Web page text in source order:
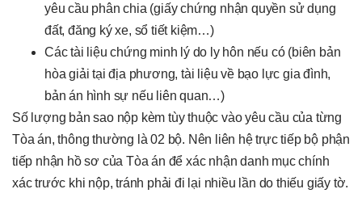
yêu cầu phân chia (giấy chứng nhận quyền sử dụng
đất, đăng ký xe, sổ tiết kiệm…)
Các tài liệu chứng minh lý do ly hôn nếu có (biên bản
hòa giải tại địa phương, tài liệu về bạo lực gia đình,
bản án hình sự nếu liên quan…)
Số lượng bản sao nộp kèm tùy thuộc vào yêu cầu của từng
Tòa án, thông thường là 02 bộ. Nên liên hệ trực tiếp bộ phận
tiếp nhận hồ sơ của Tòa án để xác nhận danh mục chính
xác trước khi nộp, tránh phải đi lại nhiều lần do thiếu giấy tờ.